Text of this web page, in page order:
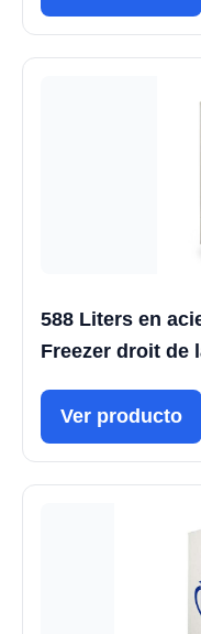
588 Liters en
Freezer droit de
Ver producto